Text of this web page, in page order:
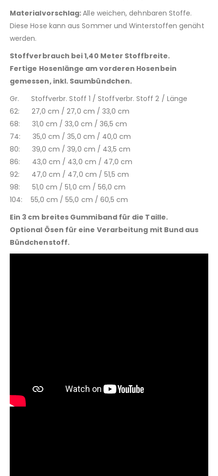
Materialvorschlag:Alle weichen, dehnbaren Stoffe.
Diese Hose kann aus Sommer und Winterstoffen genäht
werden.
Stoffverbrauch bei 1,40 Meter Stoffbreite.
Fertige Hosenlänge am vorderen Hosenbein
gemessen, inkl. Saumbündchen.
Gr. Stoffverbr. Stoff 1 / Stoffverbr. Stoff 2 / Länge
62: 27,0 cm / 27,0 cm / 33,0 cm
68: 31,0 cm / 33,0 cm / 36,5 cm
74: 35,0 cm / 35,0 cm / 40,0 cm
80: 39,0 cm / 39,0 cm / 43,5 cm
86: 43,0 cm / 43,0 cm / 47,0 cm
92: 47,0 cm / 47,0 cm / 51,5 cm
98: 51,0 cm / 51,0 cm / 56,0 cm
104: 55,0 cm / 55,0 cm / 60,5 cm
Ein 3 cm breites Gummiband für die Taille.
Optional Ösen für eine Verarbeitung mit Bund aus
Bündchenstoff.